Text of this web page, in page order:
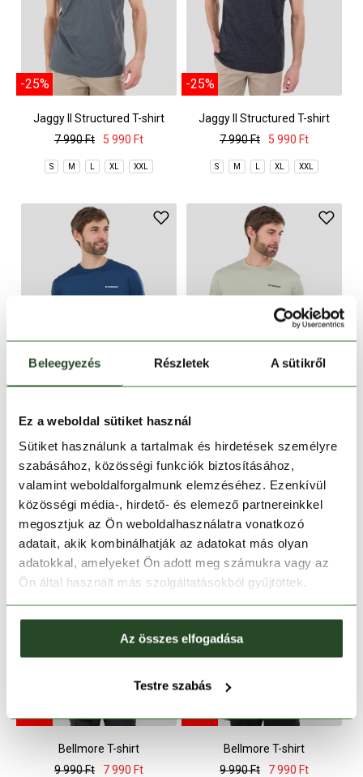
Beleegyezés Részletek A sütikről
Ez a weboldal sütiket használ
Sütiket használunk a tartalmak és hirdetések személyre
szabásához, közösségi funkciók biztosításához,
valamint weboldalforgalmunk elemzéséhez. Ezenkívül
közösségi média-, hirdető- és elemező partnereinkkel
megosztjuk az Ön weboldalhasználatra vonatkozó
adatait, akik kombinálhatják az adatokat más olyan
adatokkal, amelyeket Ön adott meg számukra vagy az
Ön által használt más szolgáltatásokból gyűjtöttek.
Az összes elfogadása
Testre szabás
-25%
Jaggy II Structured T-shirt
7 990 Ft
5 990 Ft
S M L XL XXL
-25%
Jaggy II Structured T-shirt
7 990 Ft
5 990 Ft
S M L XL XXL
9 990 Ft
7 990 Ft
S M L XL XXL
9 990 Ft
7 990 Ft
S M L XL XXL
-20%
Bellmore T-shirt
9 990 Ft
7 990 Ft
-20%
Bellmore T-shirt
9 990 Ft
7 990 Ft